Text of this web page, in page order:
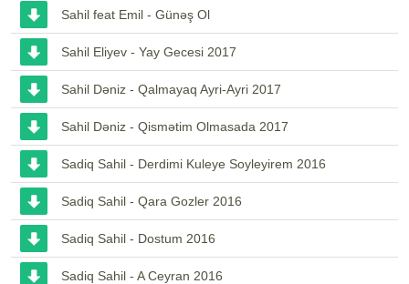
Sahil feat Emil - Günəş Ol
Sahil Eliyev - Yay Gecesi 2017
Sahil Dəniz - Qalmayaq Ayri-Ayri 2017
Sahil Dəniz - Qismətim Olmasada 2017
Sadiq Sahil - Derdimi Kuleye Soyleyirem 2016
Sadiq Sahil - Qara Gozler 2016
Sadiq Sahil - Dostum 2016
Sadiq Sahil - A Ceyran 2016